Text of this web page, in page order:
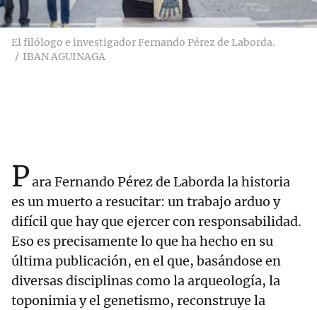
El filólogo e investigador Fernando Pérez de Laborda.
IBAN AGUINAGA
Para Fernando Pérez de Laborda la historia
es un muerto a resucitar: un trabajo arduo y
difícil que hay que ejercer con responsabilidad.
Eso es precisamente lo que ha hecho en su
última publicación, en el que, basándose en
diversas disciplinas como la arqueología, la
toponimia y el genetismo, reconstruye la